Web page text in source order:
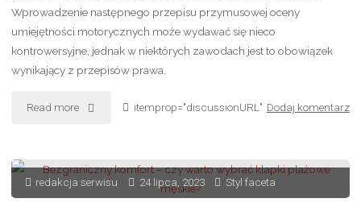
palenia?"
Wprowadzenie następnego przepisu przymusowej oceny
umiejętności motorycznych może wydawać się nieco
kontrowersyjne, jednak w niektórych zawodach jest to obowiązek
wynikający z przepisów prawa.
Read more "Kiedy
jest
ocena
itemprop="discussionURL" Dodaj komentarz
redakcja serwisu 24 lipca, 2023 Styl faceta